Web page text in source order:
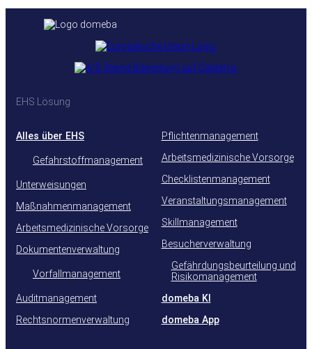
EHS Lösung
Alles über EHS
Gefahrstoffmanagement
Unterweisungen
Maßnahmenmanagement
Arbeitsmedizinische Vorsorge
Dokumentenverwaltung
Vorfallmanagement
Auditmanagement
Rechtsnormenverwaltung
Pflichtenmanagement
Arbeitsmedizinische Vorsorge
Checklistenmanagement
Veranstaltungsmanagement
Skillmanagement
Besucherverwaltung
Gefährdungsbeurteilung und
Risikomanagement
domeba KI
domeba App